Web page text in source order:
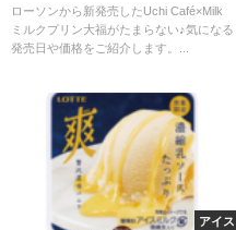
「ミルクプリン大福」
ローソンから新発売したUchi Café×Milk
ミルクプリン大福がたまらない♪気になる
発売日や価格をご紹介します。...
アイス